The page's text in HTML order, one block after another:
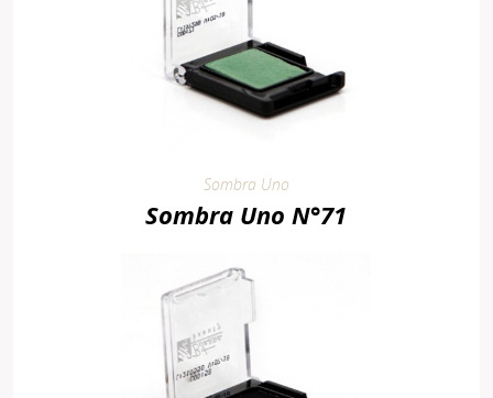
Sombra Uno
Sombra Uno N°71